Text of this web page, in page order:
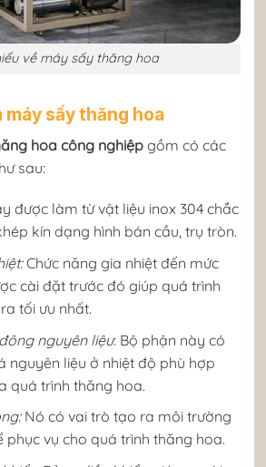
về máy sấy thăng hoa
máy sấy thăng hoa
hoa công nghiệp gồm có các
sau:
được làm từ vật liệu inox 304 chắc
kín dạng hình bán cầu, trụ tròn.
Chức năng gia nhiệt đến mức
cài đặt trước đó giúp quá trình
tối ưu nhất.
nguyên liệu: Bộ phận này có
nguyên liệu ở nhiệt độ phù hợp
quá trình thăng hoa.
Nó có vai trò tạo ra môi trường
phục vụ cho quá trình thăng hoa.